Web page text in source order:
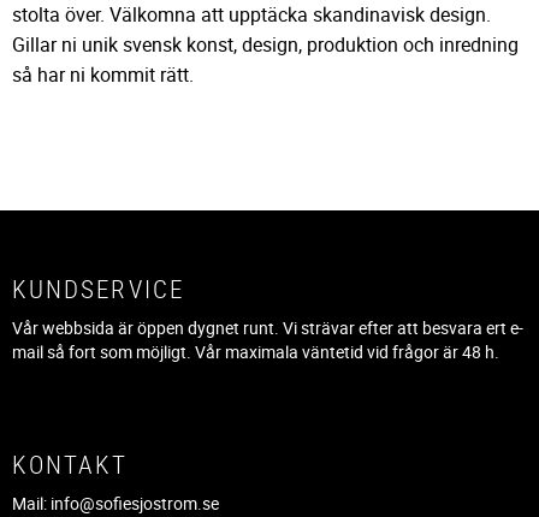
stolta över. Välkomna att upptäcka skandinavisk design.
Gillar ni unik svensk konst, design, produktion och inredning
så har ni kommit rätt.
KUNDSERVICE
Vår webbsida är öppen dygnet runt. Vi strävar efter att besvara ert e-
mail så fort som möjligt. Vår maximala väntetid vid frågor är 48 h.
KONTAKT
Mail: info@sofiesjostrom.se